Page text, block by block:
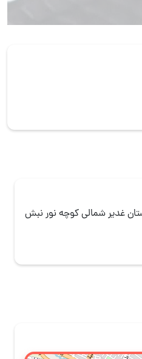
غدیر شمالی کوچه نور نبش